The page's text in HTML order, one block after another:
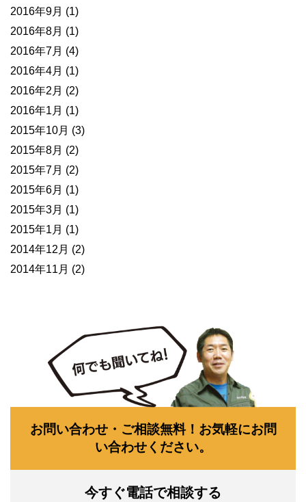
2016年9月 (1)
2016年8月 (1)
2016年7月 (4)
2016年4月 (1)
2016年2月 (2)
2016年1月 (1)
2015年10月 (3)
2015年8月 (2)
2015年7月 (2)
2015年6月 (1)
2015年3月 (1)
2015年1月 (1)
2014年12月 (2)
2014年11月 (2)
お問い合わせ・ご相談無料！お気軽にお問
い合わせください。
今すぐ電話で相談する